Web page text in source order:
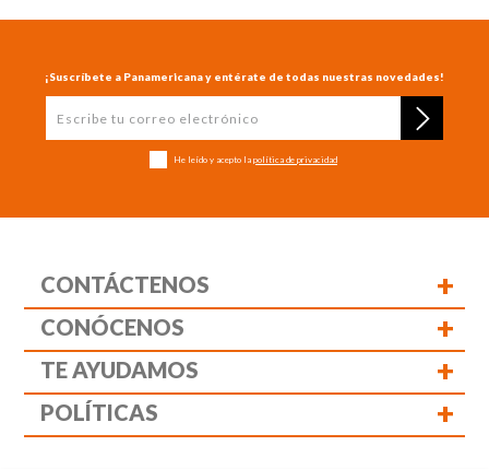
¡Suscríbete a Panamericana y entérate de todas nuestras novedades!
He leído y acepto la política de privacidad
CONTÁCTENOS +
CONÓCENOS +
TE AYUDAMOS +
POLÍTICAS +